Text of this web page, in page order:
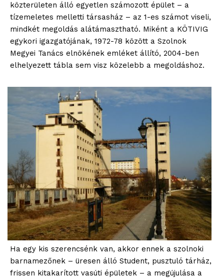
blogSZOLNOK
szubjektív élményportál
közterületen álló egyetlen számozott épület – a
tízemeletes melletti társasház – az 1-es számot viseli,
mindkét megoldás alátámasztható. Miként a KÖTIVIG
egykori igazgatójának, 1972-78 között a Szolnok
Megyei Tanács elnökének emléket állító, 2004-ben
elhelyezett tábla sem visz közelebb a megoldáshoz.
Ha egy kis szerencsénk van, akkor ennek a szolnoki
barnamezőnek – üresen álló Student, pusztuló tárház,
frissen kitakarított vasúti épületek – a megújulása a